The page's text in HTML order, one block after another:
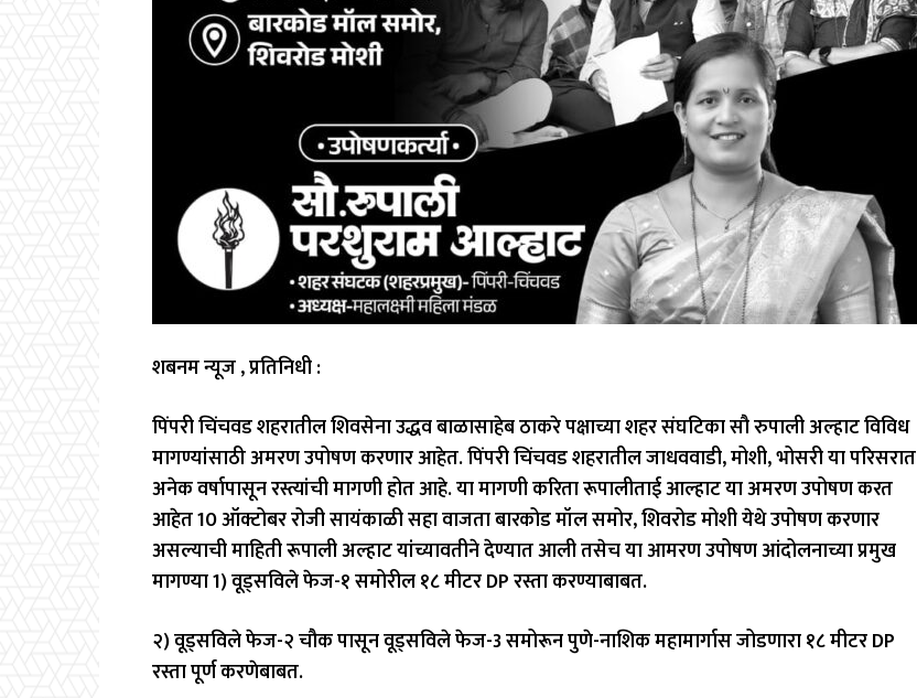
शबनम न्यूज , प्रतिनिधी :
पिंपरी चिंचवड शहरातील शिवसेना उद्धव बाळासाहेब ठाकरे पक्षाच्या शहर संघटिका सौ रुपाली अल्हाट विविध
मागण्यांसाठी अमरण उपोषण करणार आहेत. पिंपरी चिंचवड शहरातील जाधववाडी, मोशी, भोसरी या परिसरात
अनेक वर्षापासून रस्त्यांची मागणी होत आहे. या मागणी करिता रूपालीताई आल्हाट या अमरण उपोषण करत
आहेत 10 ऑक्टोबर रोजी सायंकाळी सहा वाजता बारकोड मॉल समोर, शिवरोड मोशी येथे उपोषण करणार
असल्याची माहिती रूपाली अल्हाट यांच्यावतीने देण्यात आली तसेच या आमरण उपोषण आंदोलनाच्या प्रमुख
मागण्या 1) वूड्सविले फेज-१ समोरील १८ मीटर DP रस्ता करण्याबाबत.
२) वूड्सविले फेज-२ चौक पासून वूड्सविले फेज-3 समोरून पुणे-नाशिक महामार्गास जोडणारा १८ मीटर DP
रस्ता पूर्ण करणेबाबत.